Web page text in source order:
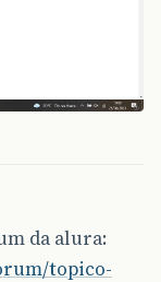
da alura:
topico-